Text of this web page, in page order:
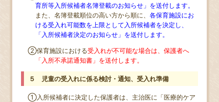
育所等入所候補者名簿登載のお知らせ」を送付します。
また、名簿登載順位の高い方から順に、 各保育施設にお
ける受入れ可能数を上限として入所候補者を決定し、
「入所候補者決定のお知らせ」を送付します。
②保育施設における受入れが不可能な場合は、保護者へ
「入所不承諾通知書」を送付します。
５ 児童の受入れに係る検討・通知、受入れ準備
①入所候補者に決定した保護者は、主治医に「医療的ケア